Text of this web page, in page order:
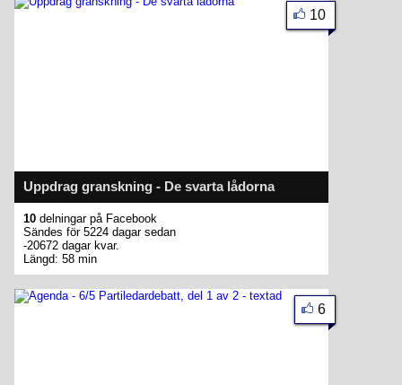
Uppdrag granskning - De svarta lådorna
10
10 delningar på Facebook
Sändes för 5224 dagar sedan
-20672 dagar kvar.
Längd: 58 min
6